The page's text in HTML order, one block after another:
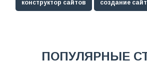
конструктор сайтов создание
ПОПУЛЯРНЫЕ